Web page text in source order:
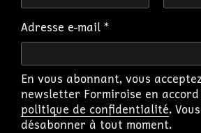
Adresse e-mail *
En vous abonnant, vous
newsletter Formiroise en
politique de confidentialité.
désabonner à tout moment.